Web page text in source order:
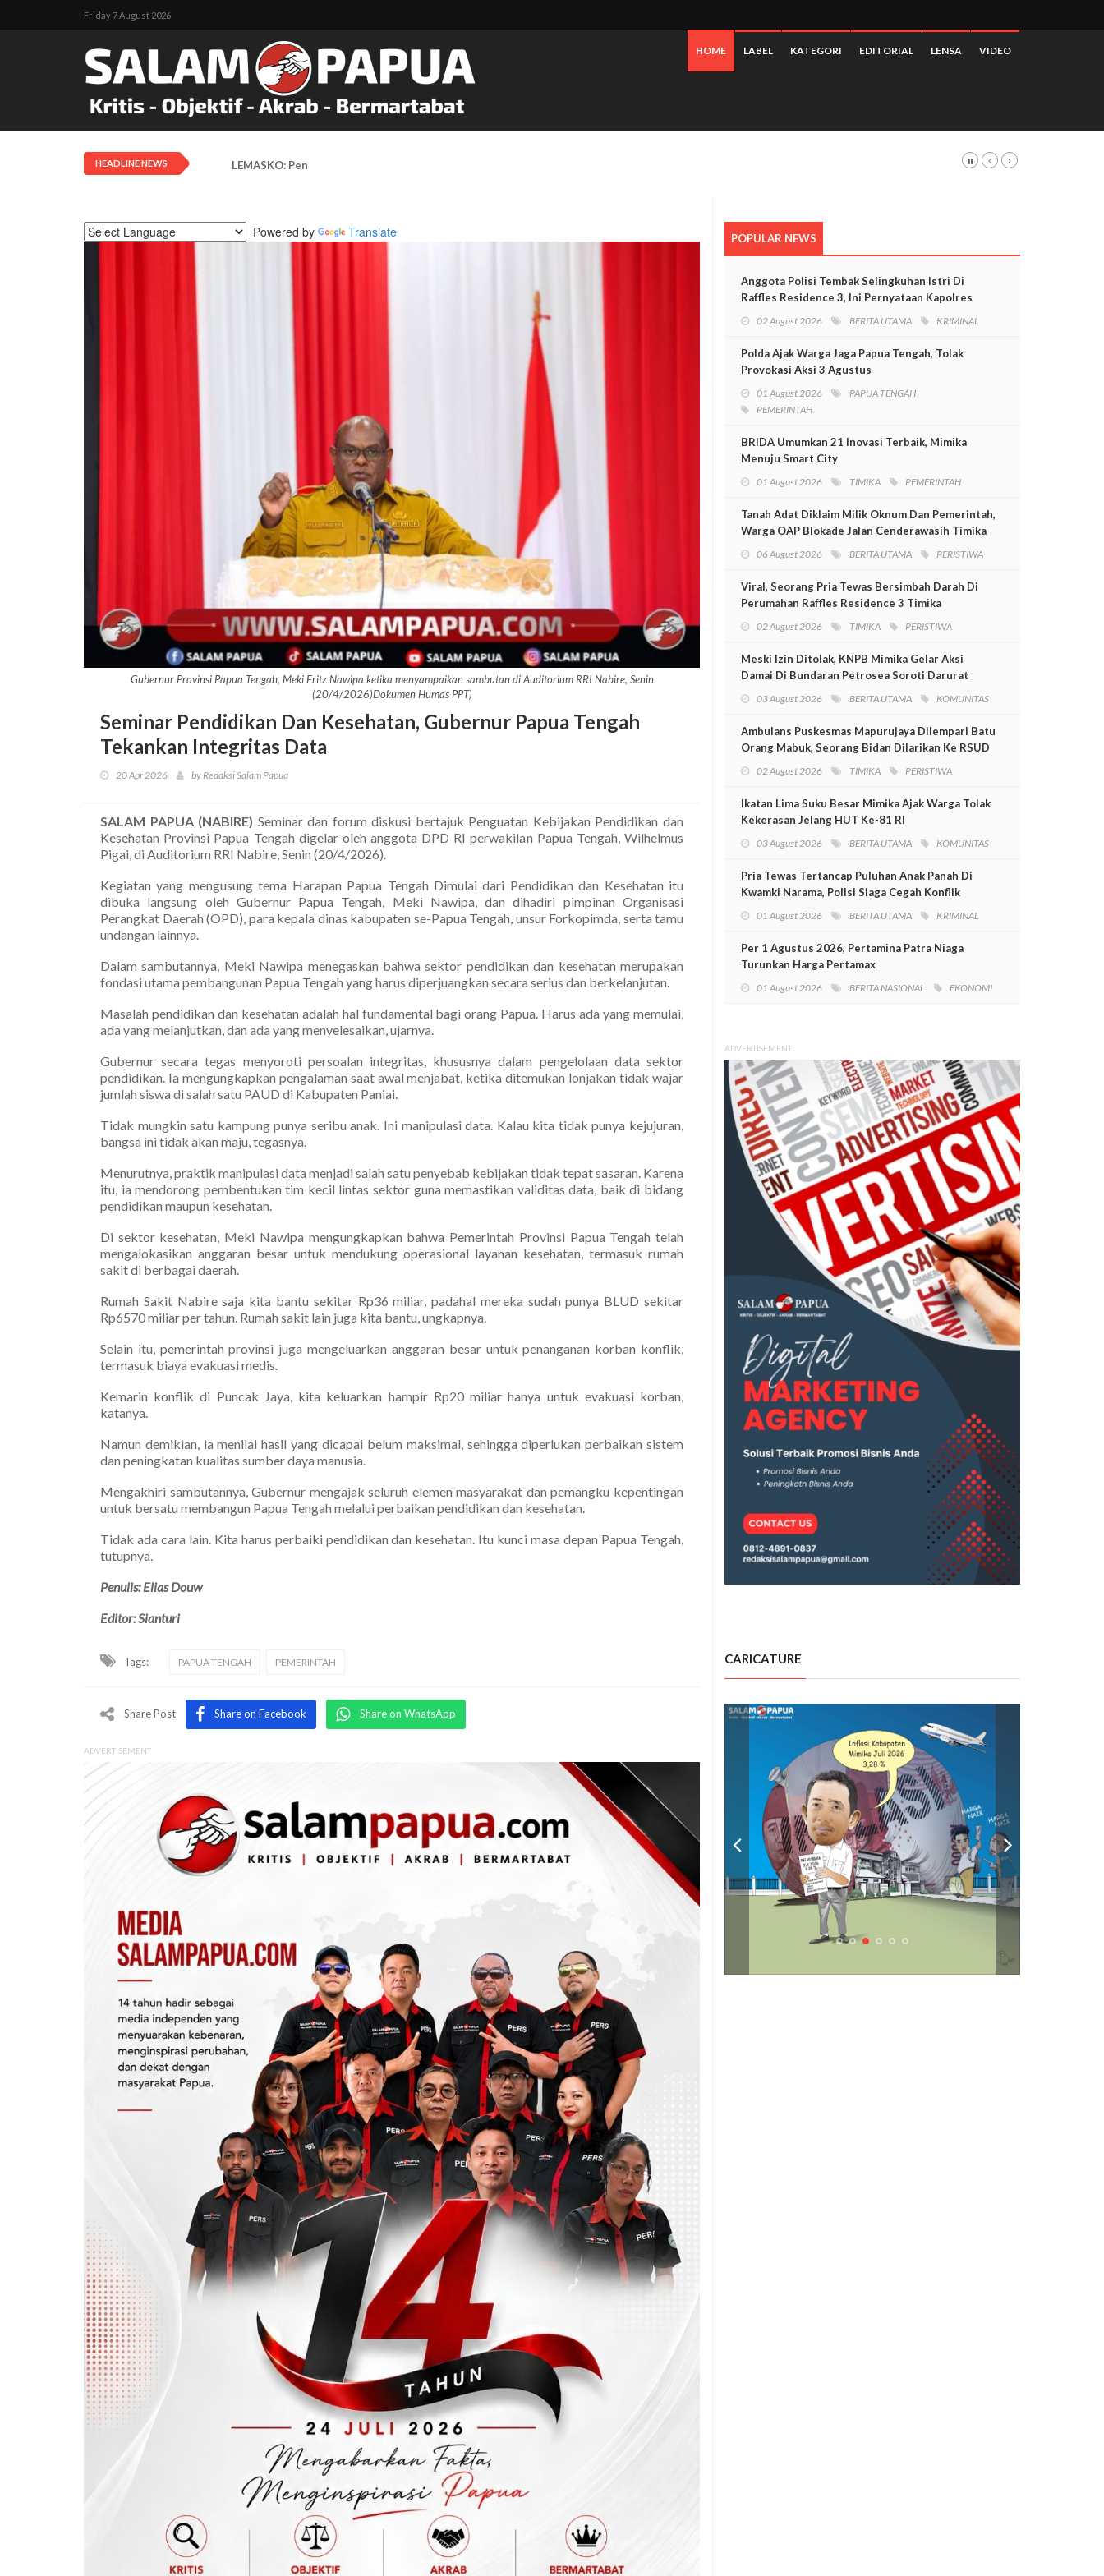
Friday 7 August 2026
HOME LABEL KATEGORI EDITORIAL LENSA VIDEO
HEADLINE NEWS LEMASKO: Pendangkalan Di Pesisir Mimika Bukan Semata Akibat Tailing Freeport
Powered by Translate
Gubernur Provinsi Papua Tengah, Meki Fritz Nawipa ketika menyampaikan sambutan di Auditorium RRI Nabire, Senin
(20/4/2026)Dokumen Humas PPT)
Seminar Pendidikan Dan Kesehatan, Gubernur Papua Tengah
Tekankan Integritas Data
20 Apr 2026 by Redaksi Salam Papua
SALAM PAPUA (NABIRE) Seminar dan forum diskusi bertajuk Penguatan Kebijakan Pendidikan dan
Kesehatan Provinsi Papua Tengah digelar oleh anggota DPD RI perwakilan Papua Tengah, Wilhelmus
Pigai, di Auditorium RRI Nabire, Senin (20/4/2026).
Kegiatan yang mengusung tema Harapan Papua Tengah Dimulai dari Pendidikan dan Kesehatan itu
dibuka langsung oleh Gubernur Papua Tengah, Meki Nawipa, dan dihadiri pimpinan Organisasi
Perangkat Daerah (OPD), para kepala dinas kabupaten se-Papua Tengah, unsur Forkopimda, serta tamu
undangan lainnya.
Dalam sambutannya, Meki Nawipa menegaskan bahwa sektor pendidikan dan kesehatan merupakan
fondasi utama pembangunan Papua Tengah yang harus diperjuangkan secara serius dan berkelanjutan.
Masalah pendidikan dan kesehatan adalah hal fundamental bagi orang Papua. Harus ada yang memulai,
ada yang melanjutkan, dan ada yang menyelesaikan, ujarnya.
Gubernur secara tegas menyoroti persoalan integritas, khususnya dalam pengelolaan data sektor
pendidikan. Ia mengungkapkan pengalaman saat awal menjabat, ketika ditemukan lonjakan tidak wajar
jumlah siswa di salah satu PAUD di Kabupaten Paniai.
Tidak mungkin satu kampung punya seribu anak. Ini manipulasi data. Kalau kita tidak punya kejujuran,
bangsa ini tidak akan maju, tegasnya.
Menurutnya, praktik manipulasi data menjadi salah satu penyebab kebijakan tidak tepat sasaran. Karena
itu, ia mendorong pembentukan tim kecil lintas sektor guna memastikan validitas data, baik di bidang
pendidikan maupun kesehatan.
Di sektor kesehatan, Meki Nawipa mengungkapkan bahwa Pemerintah Provinsi Papua Tengah telah
mengalokasikan anggaran besar untuk mendukung operasional layanan kesehatan, termasuk rumah
sakit di berbagai daerah.
Rumah Sakit Nabire saja kita bantu sekitar Rp36 miliar, padahal mereka sudah punya BLUD sekitar
Rp6570 miliar per tahun. Rumah sakit lain juga kita bantu, ungkapnya.
Selain itu, pemerintah provinsi juga mengeluarkan anggaran besar untuk penanganan korban konflik,
termasuk biaya evakuasi medis.
Kemarin konflik di Puncak Jaya, kita keluarkan hampir Rp20 miliar hanya untuk evakuasi korban,
katanya.
Namun demikian, ia menilai hasil yang dicapai belum maksimal, sehingga diperlukan perbaikan sistem
dan peningkatan kualitas sumber daya manusia.
Mengakhiri sambutannya, Gubernur mengajak seluruh elemen masyarakat dan pemangku kepentingan
untuk bersatu membangun Papua Tengah melalui perbaikan pendidikan dan kesehatan.
Tidak ada cara lain. Kita harus perbaiki pendidikan dan kesehatan. Itu kunci masa depan Papua Tengah,
tutupnya.
Penulis: Elias Douw
Editor: Sianturi
Tags: PAPUA TENGAH PEMERINTAH
Share Post Share on Facebook Share on WhatsApp
ADVERTISEMENT
POPULAR NEWS
Anggota Polisi Tembak Selingkuhan Istri Di
Raffles Residence 3, Ini Pernyataan Kapolres
02 August 2026 BERITA UTAMA KRIMINAL
Polda Ajak Warga Jaga Papua Tengah, Tolak
Provokasi Aksi 3 Agustus
01 August 2026
PAPUA TENGAH
PEMERINTAH
BRIDA Umumkan 21 Inovasi Terbaik, Mimika
Menuju Smart City
01 August 2026 TIMIKA PEMERINTAH
Tanah Adat Diklaim Milik Oknum Dan Pemerintah,
Warga OAP Blokade Jalan Cenderawasih Timika
06 August 2026 BERITA UTAMA PERISTIWA
Viral, Seorang Pria Tewas Bersimbah Darah Di
Perumahan Raffles Residence 3 Timika
02 August 2026 TIMIKA PERISTIWA
Meski Izin Ditolak, KNPB Mimika Gelar Aksi
Damai Di Bundaran Petrosea Soroti Darurat
03 August 2026 BERITA UTAMA KOMUNITAS
Ambulans Puskesmas Mapurujaya Dilempari Batu
Orang Mabuk, Seorang Bidan Dilarikan Ke RSUD
02 August 2026 TIMIKA PERISTIWA
Ikatan Lima Suku Besar Mimika Ajak Warga Tolak
Kekerasan Jelang HUT Ke-81 RI
03 August 2026 BERITA UTAMA KOMUNITAS
Pria Tewas Tertancap Puluhan Anak Panah Di
Kwamki Narama, Polisi Siaga Cegah Konflik
01 August 2026 BERITA UTAMA KRIMINAL
Per 1 Agustus 2026, Pertamina Patra Niaga
Turunkan Harga Pertamax
01 August 2026 BERITA NASIONAL EKONOMI
ADVERTISEMENT
CARICATURE